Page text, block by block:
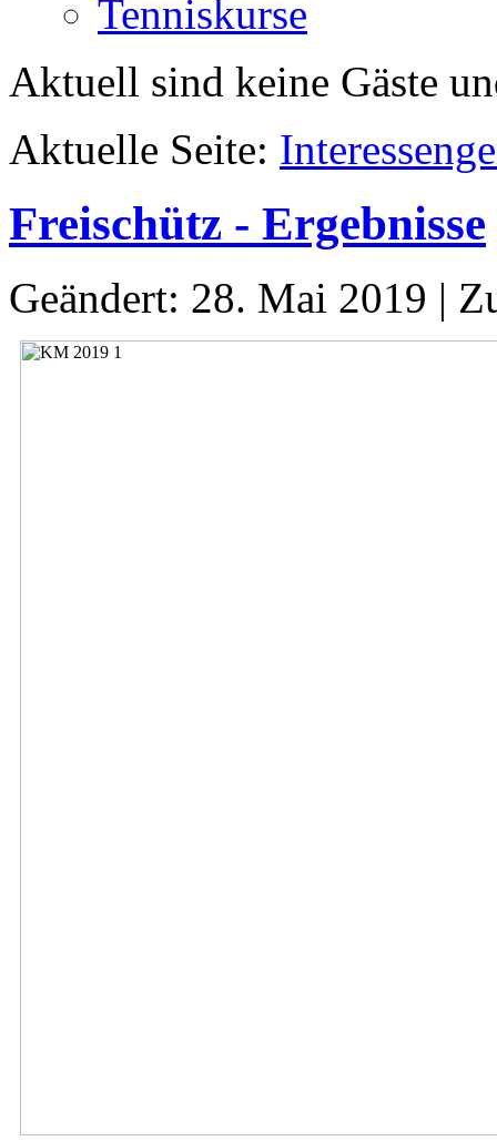
Tenniskurse
Aktuell sind keine Gäste
Aktuelle Seite:
Freischütz - Ergebnisse
Geändert: 28. Mai 2019 |